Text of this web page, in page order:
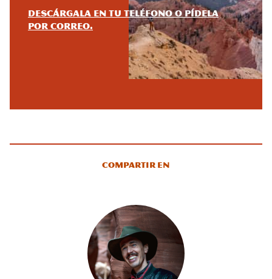
Descárgala en tu teléfono o pídela
por correo.
Compartir en